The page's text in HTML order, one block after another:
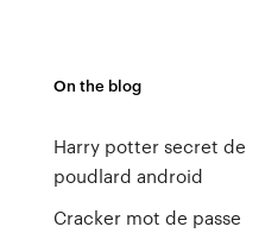
On the blog
Harry potter secret de
poudlard android
Cracker mot de passe